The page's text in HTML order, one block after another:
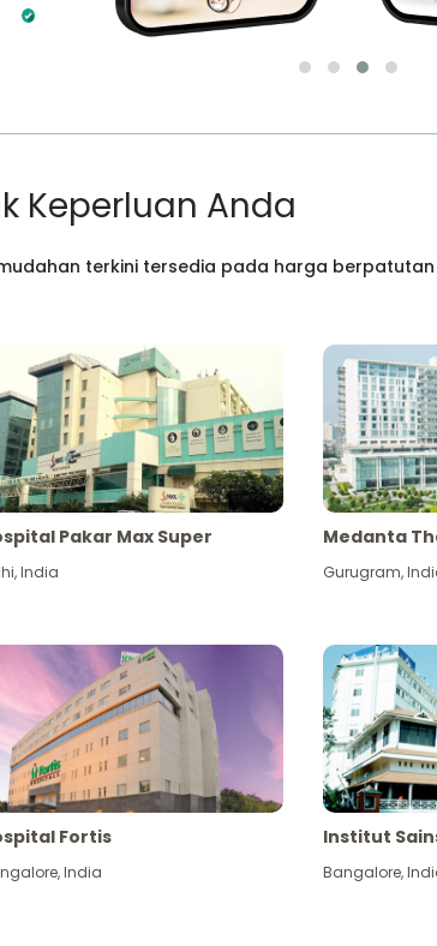
Keperluan Anda
terkini tersedia pada harga
Pakar Max Super
,India
Medanta
Gurugram,
Fortis
,India
Institut
Bangalore,